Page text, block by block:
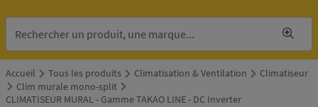
Accueil Tous les produits Climatisation & Ventilation
Climatiseur
Clim murale mono-split
CLIMATISEUR MURAL - Gamme TAKAO LINE - DC Inverter